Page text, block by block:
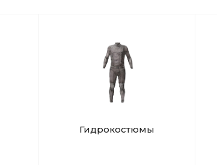
Гидрокостюмы